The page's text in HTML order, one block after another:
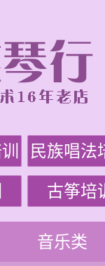
民族唱法
古筝培
音乐类